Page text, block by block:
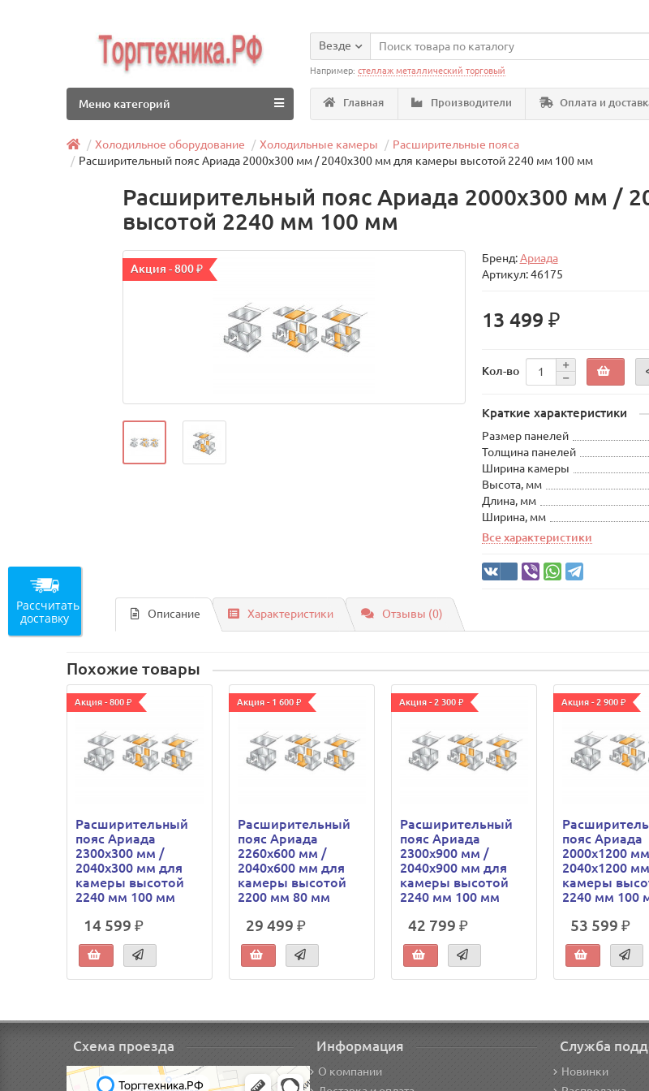
Везде
Например:стеллаж металлический торговый
Главная Производители Оплата и
Меню категорий
Холодильное оборудование Холодильные камеры
Расширительные пояса
Расширительный пояс Ариада 2000х300 мм / 2040х300 мм для камеры высотой 2240 мм 100 мм
Расширительный пояс Ариада 2000х300 мм /
высотой 2240 мм 100 мм
Акция - 800 ₽
Бренд:Ариада
Артикул: 46175
13 499 ₽
Кол-во
Краткие характеристики
Размер панелей
Толщина панелей
Ширина камеры
Высота, мм
Длина, мм
Ширина, мм
Все характеристики
Описание Характеристики Отзывы (0)
Похожие товары
Акция - 800 ₽
Расширительный
пояс Ариада
2300х300 мм /
2040х300 мм для
камеры высотой
2240 мм 100 мм
14 599 ₽
Акция - 1 600 ₽
Расширительный
пояс Ариада
2260х600 мм /
2040х600 мм для
камеры высотой
2200 мм 80 мм
29 499 ₽
Акция - 2 300 ₽
Расширительный
пояс Ариада
2300х900 мм /
2040х900 мм для
камеры высотой
2240 мм 100 мм
42 799 ₽
Акция - 2 900 ₽
пояс Ариада
2000х1200
2040х1200
камеры
2240 мм 100
53 599 ₽
Схема проезда Информация
О компании
Служба
Новинки
Рассчитать
доставку